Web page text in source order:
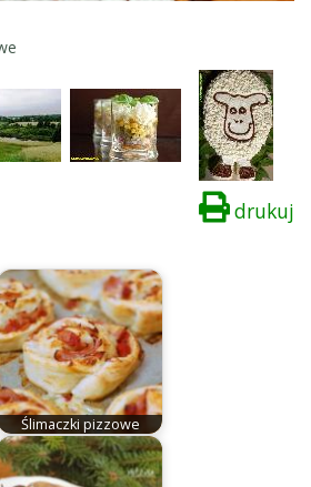
drukuj
Ślimaczki pizzowe